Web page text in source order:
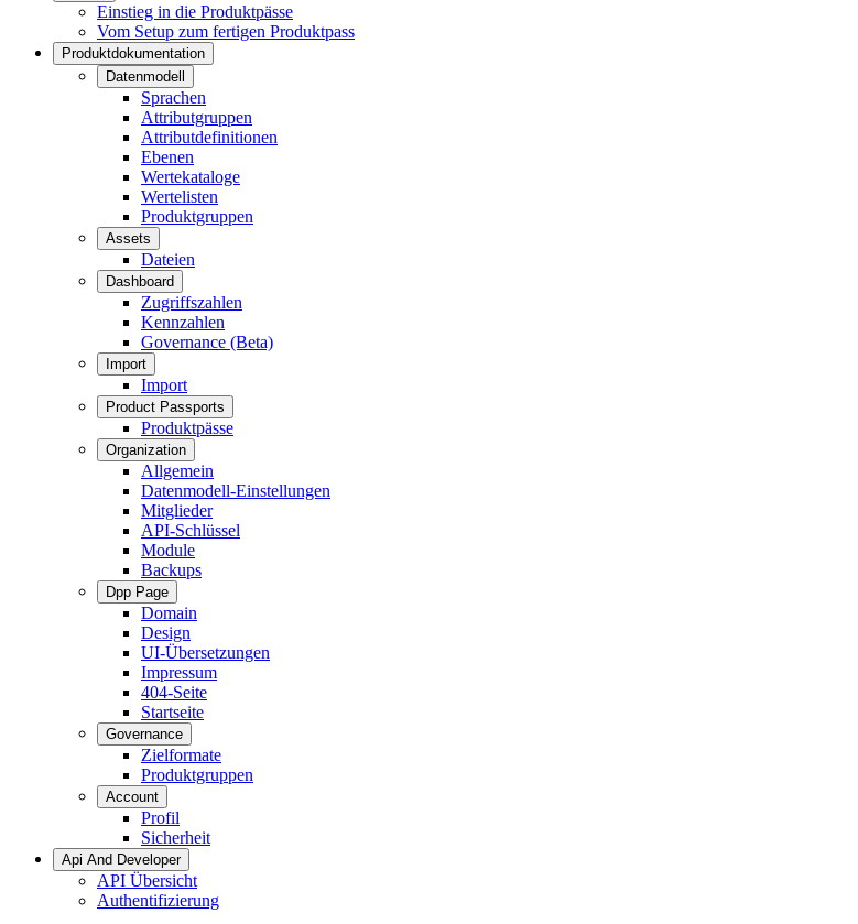
Einstieg in die Produktpässe
Vom Setup zum fertigen Produktpass
Produktdokumentation
Datenmodell
Sprachen
Attributgruppen
Attributdefinitionen
Ebenen
Wertekataloge
Wertelisten
Produktgruppen
Assets
Dateien
Dashboard
Zugriffszahlen
Kennzahlen
Governance (Beta)
Import
Import
Product Passports
Produktpässe
Organization
Allgemein
Datenmodell-Einstellungen
Mitglieder
API-Schlüssel
Module
Backups
Dpp Page
Domain
Design
UI-Übersetzungen
Impressum
404-Seite
Startseite
Governance
Zielformate
Produktgruppen
Account
Profil
Sicherheit
Api And Developer
API Übersicht
Authentifizierung